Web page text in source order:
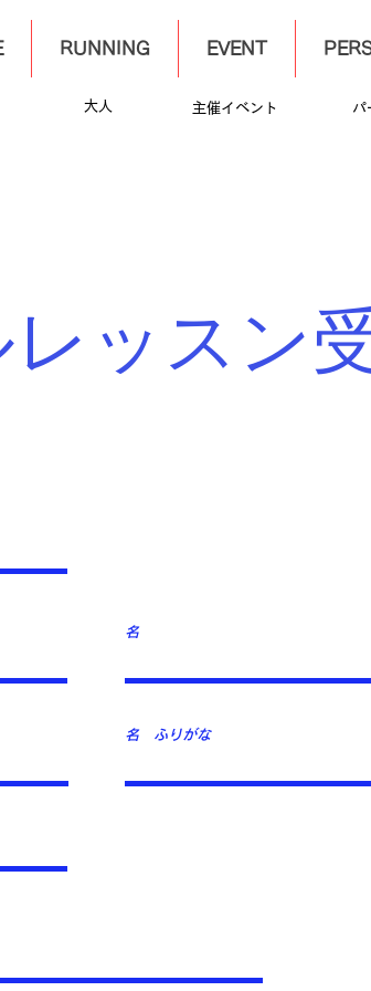
RUNNING EVENT
​大人 ​主催イベント パ
ッスン
名
名 ふりがな